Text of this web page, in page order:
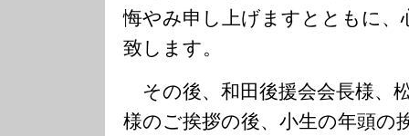
悔やみ申し上げますとともに、
致します。
その後、和田後援会会長様、
様のご挨拶の後、小生の年頭の